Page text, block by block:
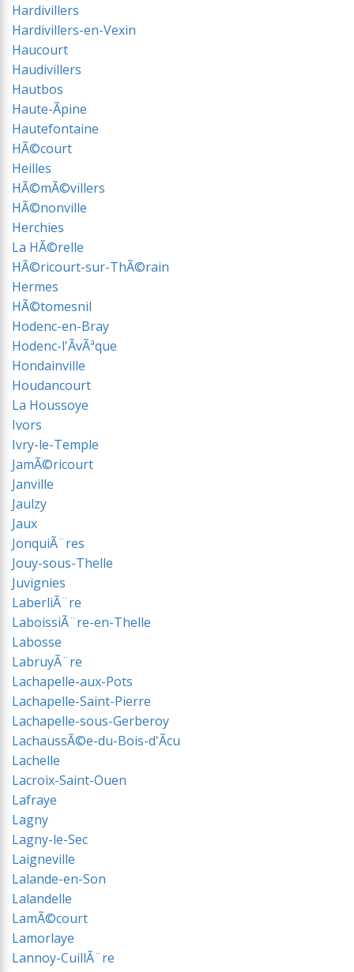
Hardivillers
Hardivillers-en-Vexin
Haucourt
Haudivillers
Hautbos
Haute-Ãpine
Hautefontaine
HÃ©court
Heilles
HÃ©mÃ©villers
HÃ©nonville
Herchies
La HÃ©relle
HÃ©ricourt-sur-ThÃ©rain
Hermes
HÃ©tomesnil
Hodenc-en-Bray
Hodenc-l'ÃvÃªque
Hondainville
Houdancourt
La Houssoye
Ivors
Ivry-le-Temple
JamÃ©ricourt
Janville
Jaulzy
Jaux
JonquiÃ¨res
Jouy-sous-Thelle
Juvignies
LaberliÃ¨re
LaboissiÃ¨re-en-Thelle
Labosse
LabruyÃ¨re
Lachapelle-aux-Pots
Lachapelle-Saint-Pierre
Lachapelle-sous-Gerberoy
LachaussÃ©e-du-Bois-d'Ãcu
Lachelle
Lacroix-Saint-Ouen
Lafraye
Lagny
Lagny-le-Sec
Laigneville
Lalande-en-Son
Lalandelle
LamÃ©court
Lamorlaye
Lannoy-CuillÃ¨re